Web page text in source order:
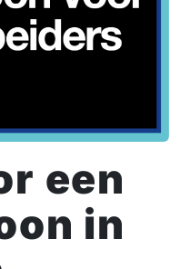
een
in